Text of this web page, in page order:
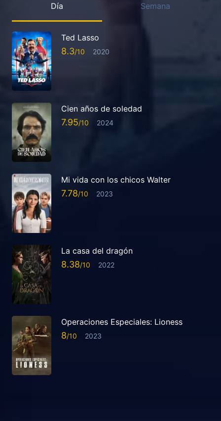
Día Semana
Ted Lasso
8.3 2020
Cien años de soledad
7.95 2024
Mi vida con los chicos Walter
7.78 2023
La casa del dragón
8.38 2022
Operaciones Especiales: Lioness
8 2023